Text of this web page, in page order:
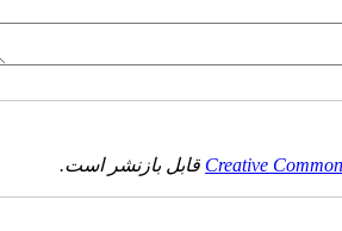
Creative قابل بازنشر است.